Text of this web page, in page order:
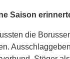
Saison
die